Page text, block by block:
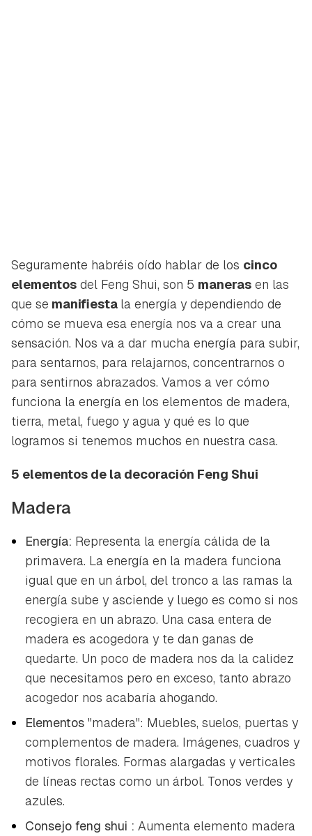
Seguramente habréis oído hablar de los cinco
elementos del Feng Shui, son 5 maneras en las
que se manifiesta la energía y dependiendo de
cómo se mueva esa energía nos va a crear una
sensación. Nos va a dar mucha energía para subir,
para sentarnos, para relajarnos, concentrarnos o
para sentirnos abrazados. Vamos a ver cómo
funciona la energía en los elementos de madera,
tierra, metal, fuego y agua y qué es lo que
logramos si tenemos muchos en nuestra casa.
5 elementos de la decoración Feng Shui
Madera
Energía: Representa la energía cálida de la
primavera. La energía en la madera funciona
igual que en un árbol, del tronco a las ramas la
energía sube y asciende y luego es como si nos
recogiera en un abrazo. Una casa entera de
madera es acogedora y te dan ganas de
quedarte. Un poco de madera nos da la calidez
que necesitamos pero en exceso, tanto abrazo
acogedor nos acabaría ahogando.
Elementos "madera": Muebles, suelos, puertas y
complementos de madera. Imágenes, cuadros y
motivos florales. Formas alargadas y verticales
de líneas rectas como un árbol. Tonos verdes y
azules.
Consejo feng shui : Aumenta elemento madera